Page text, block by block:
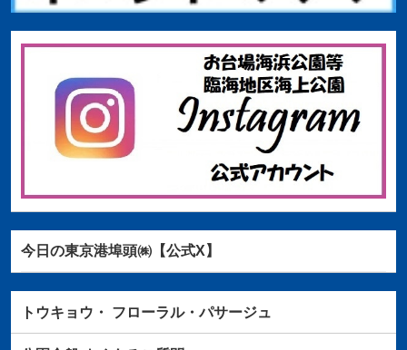
今日の東京港埠頭㈱【公式X】
トウキョウ・ フローラル・パサージュ